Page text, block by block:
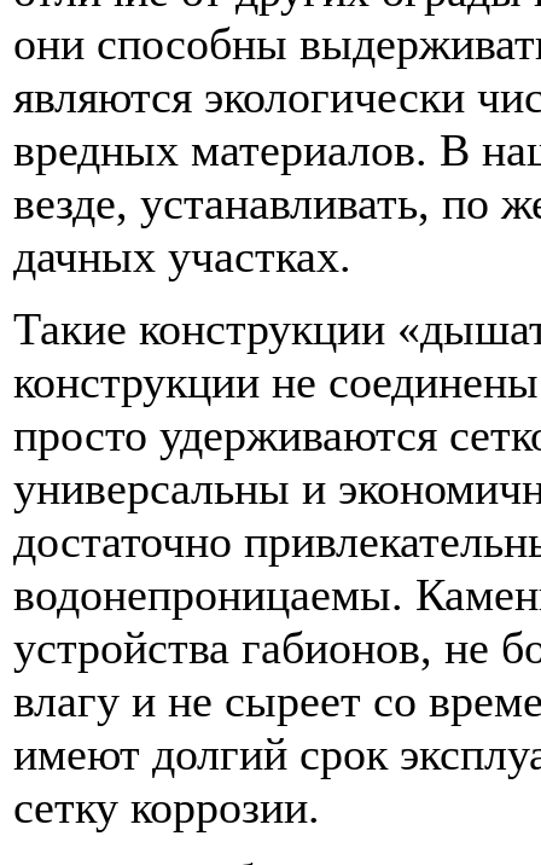
они способны
являются экологически
вредных материалов. В
везде, устанавливать, по
дачных участках.
Такие конструкции
конструкции не
просто удерживаются
универсальны и
достаточно
водонепроницаемы.
устройства габионов, не
влагу и не сыреет со
имеют долгий срок
сетку коррозии.